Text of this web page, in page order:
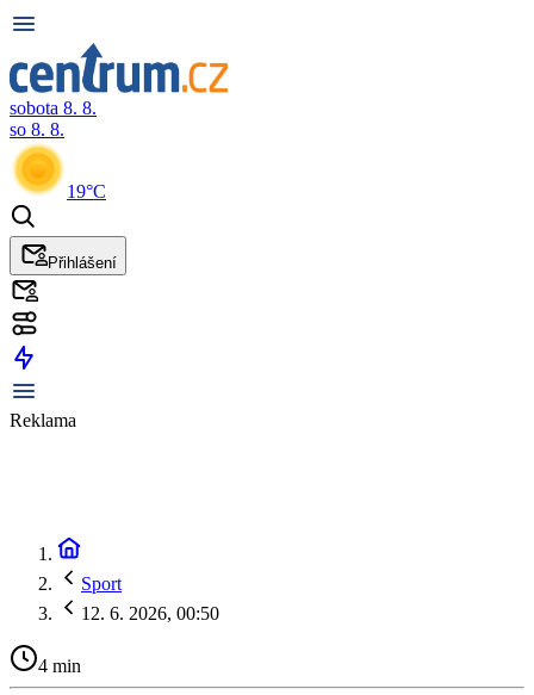
sobota 8. 8.
so 8. 8.
19°C
Přihlášení
Reklama
Sport
12. 6. 2026, 00:50
4 min